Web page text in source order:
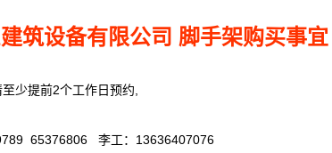
筑设备有限公司 脚手架购买事宜
少提前2个工作日预约,
65376806 李工：13636407076